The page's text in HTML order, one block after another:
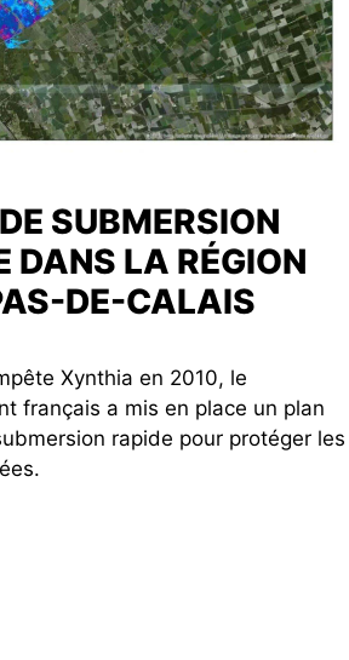
SUBMERSION
DANS LA RÉGION
DE-CALAIS
Xynthia en 2010, le
français a mis en place un plan
rapide pour protéger les